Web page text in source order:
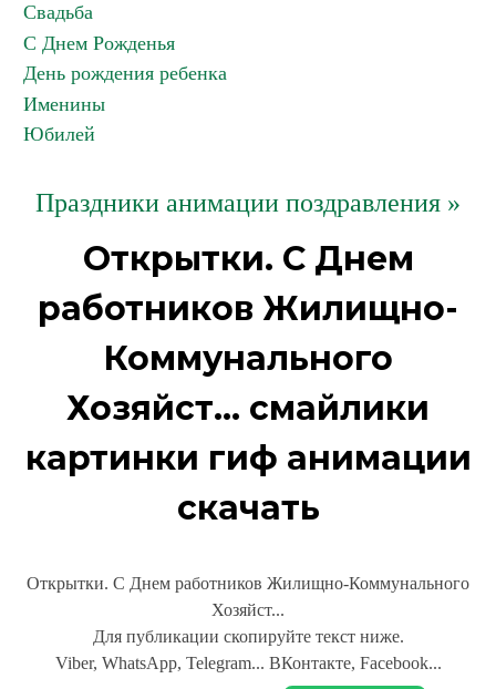
Свадьба
С Днем Рожденья
День рождения ребенка
Именины
Юбилей
Праздники анимации поздравления »
Открытки. С Днем
работников Жилищно-
Коммунального
Хозяйст... смайлики
картинки гиф анимации
скачать
Открытки. С Днем работников Жилищно-Коммунального
Хозяйст...
Для публикации скопируйте текст ниже.
Viber, WhatsApp, Telegram... ВКонтакте, Facebook...